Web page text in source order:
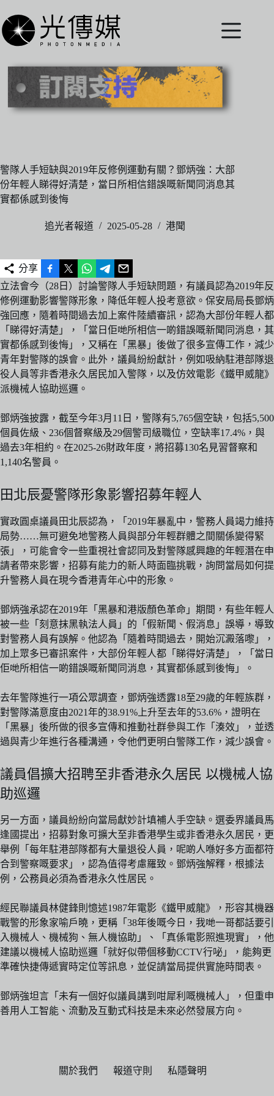
至
主
內
警隊人手短缺與2019年反修例運動有關？鄧炳強：大部
份年輕人睇得好清楚，當日所相信錯誤嘅新聞同消息其
實都係感到後悔
追光者報道 2025-05-28 港聞
分享
立法會今（28日）討論警隊人手短缺問題，有議員認為2019年反
修例運動影響警隊形象，降低年輕人投考意欲。保安局局長鄧炳
強回應，隨着時間過去加上案件陸續審訊，認為大部份年輕人都
「睇得好清楚」，「當日佢哋所相信一啲錯誤嘅新聞同消息，其
實都係感到後悔」，又稱在「黑暴」後做了很多宣傳工作，減少
青年對警隊的誤會。此外，議員紛紛獻計，例如吸納駐港部隊退
役人員等非香港永久居民加入警隊，以及仿效電影《鐵甲威龍》
派機械人協助巡邏。
鄧炳強披露，截至今年3月11日，警隊有5,765個空缺，包括5,500
個員佐級、236個督察級及29個警司級職位，空缺率17.4%，與
過去3年相約。在2025-26財政年度，將招募130名見習督察和
1,140名警員。
田北辰憂警隊形象影響招募年輕人
實政圓桌議員田北辰認為，「2019年暴亂中，警務人員竭力維持
局勢……無可避免地警務人員與部分年輕群體之間關係變得緊
張」，可能會令一些重視社會認同及對警隊感興趣的年輕潛在申
請者帶來影響，招募有能力的新人時面臨挑戰，詢問當局如何提
升警務人員在現今香港青年心中的形象。
鄧炳強承認在2019年「黑暴和港版顏色革命」期間，有些年輕人
被一些「刻意抹黑執法人員」的「假新聞、假消息」誤導，導致
對警務人員有誤解。他認為「隨着時間過去，開始沉澱落嚟」，
加上眾多已審訊案件，大部份年輕人都「睇得好清楚」，「當日
佢哋所相信一啲錯誤嘅新聞同消息，其實都係感到後悔」。
去年警隊進行一項公眾調查，鄧炳強透露18至29歲的年輕族群，
對警隊滿意度由2021年的38.91%上升至去年的53.6%，證明在
「黑暴」後所做的很多宣傳和推動社群參與工作「湊效」，並透
過與青少年進行各種溝通，令他們更明白警隊工作，減少誤會。
議員倡擴大招聘至非香港永久居民 以機械人協
助巡邏
另一方面，議員紛紛向當局獻妙計填補人手空缺。選委界議員馬
逢國提出，招募對象可擴大至非香港學生或非香港永久居民，更
舉例「每年駐港部隊都有大量退役人員，呢啲人喺好多方面都符
合到警察嘅要求」，認為值得考慮羅致。鄧炳強解釋，根據法
例，公務員必須為香港永久性居民。
經民聯議員林健鋒則憶述1987年電影《鐵甲威龍》，形容其機器
戰警的形象家喻戶曉，更稱「38年後嘅今日，我哋一哥都話要引
入機械人、機械狗、無人機協助」、「真係電影照進現實」，他
建議以機械人協助巡邏「就好似帶個移動CCTV行咇」，能夠更
準確快捷傳遞實時定位等訊息，並促請當局提供實施時間表。
鄧炳強坦言「未有一個好似議員講到咁犀利嘅機械人」，但重申
善用人工智能、流動及互動式科技是未來必然發展方向。
關於我們 報道守則 私隱聲明